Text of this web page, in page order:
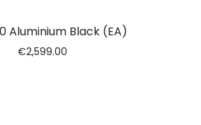
Aluminium Black (EA)
€2,599.00